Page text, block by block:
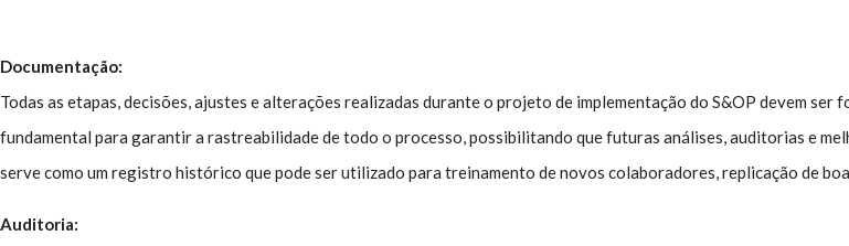
Documentação:
Todas as etapas, decisões, ajustes e alterações realizadas durante o projeto de implementação do S&OP devem
fundamental para garantir a rastreabilidade de todo o processo, possibilitando que futuras análises, auditorias e
serve como um registro histórico que pode ser utilizado para treinamento de novos colaboradores, replicação de
Auditoria: